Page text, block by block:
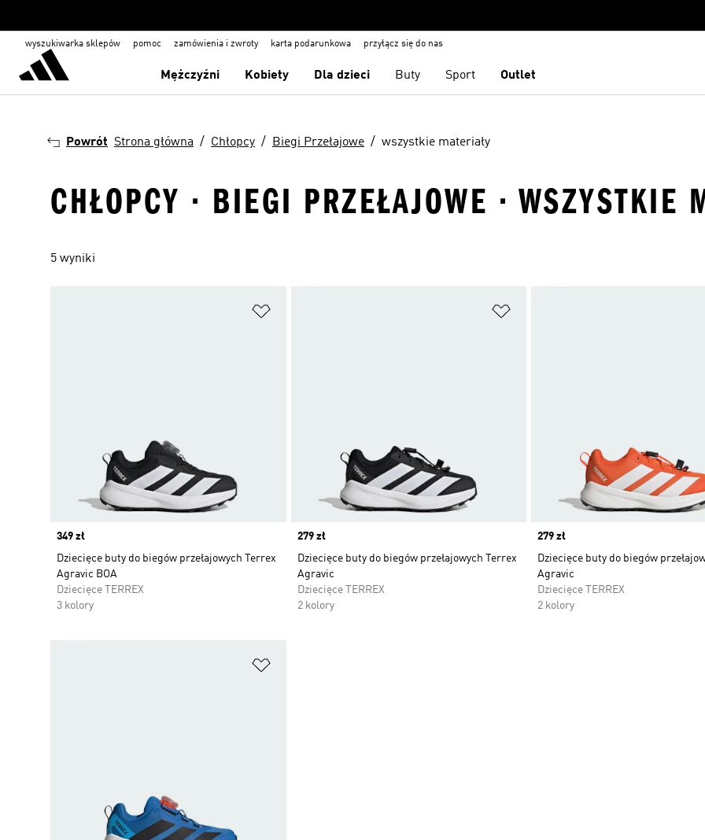
wyszukiwarka sklepów pomoc zamówienia i zwroty karta podarunkowa przyłącz się do nas
Mężczyźni Kobiety Dla dzieci Buty Sport Outlet
Powrót Strona główna Chłopcy Biegi Przełajowe wszystkie materiały
CHŁOPCY · BIEGI PRZEŁAJOWE · WSZYSTKIE
5 wyniki
Price
349 zł
Dziecięce buty do biegów przełajowych Terrex
Agravic BOA
Dziecięce TERREX
3 kolory
Price
279 zł
Dziecięce buty do biegów przełajowych Terrex
Agravic
Dziecięce TERREX
2 kolory
Price
279 zł
Dziecięce buty do biegów
Agravic
Dziecięce TERREX
2 kolory